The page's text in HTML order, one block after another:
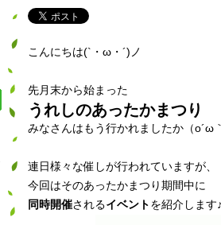
こんにちは(`・ω・´)ノ
先月末から始まった
うれしのあったかまつり
みなさんはもう行かれましたか（o´ω
連日様々な催しが行われていますが、
今回はそのあったかまつり期間中に
同時開催されるイベント を紹介します